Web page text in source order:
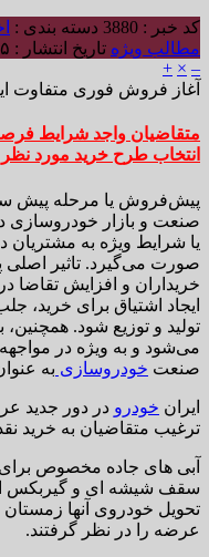
کد خبر : 3880 دسته بندی :
مطالب ویژه تاریخ انتشار : ۱۴۰۲/۱۰/۲۵ - ۲۳:۱۶
–
×
+
آغاز فروش فوری متفاوت
انتخاب طرح خرید مورد نظر
پیش‌فروش یا مرحله پیش
صنعت و بازار خودروسازی
یا شرایط ویژه به مشتریان
صورت می‌گیرد. تاثیر
خریداران و افزایش تقاضا
ایجاد اشتیاق برای خرید،
تولید و توزیع شود. همچنین،
می‌شود و به ویژه در
صنعت خودروسازی به
ایران خودرو در دور جدید
ترغیب متقاضیان به خرید
آبی های جاده مخصوص
سقف شیشه ای و گیربکس
عرضه را در نظر گرفتند.